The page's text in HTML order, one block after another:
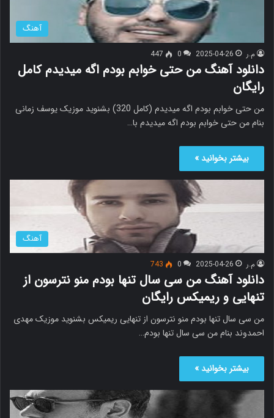
آهنگ
م.ر 2025-04-26
0
447
دانلود آهنگ من حتی خوابم بودم اگه میدیدم کامل
رایگان
من حتی خوابم بودم اگه میدیدم (کامل 320) بشنوید موزیک یوسف زمانی
بنام من حتی خوابم بودم اگه میدیدم با…
بیشتر بخوانید »
آهنگ
م.ر 2025-04-26
0
743
دانلود آهنگ من سی سال تنها بودم منو نترسون از
تنهایی و ریمیکس رایگان
من سی سال تنها بودم منو نترسون از تنهایی ریمیکس بشنوید موزیک مهدی
احمدوند بنام من سی سال تنها بودم…
بیشتر بخوانید »